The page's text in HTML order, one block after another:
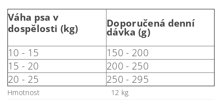
Váha psa v
dospělosti (kg)
Doporučená denní
dávka (g)
10 - 15
150 - 200
15 - 20
200 - 250
20 - 25
250 - 295
Hmotnost
12 kg